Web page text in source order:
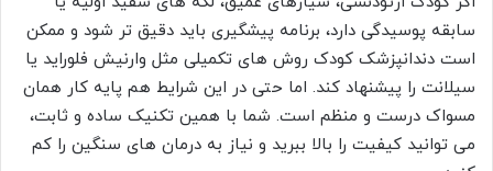
سابقه پوسیدگی دارد، برنامه پیشگیری باید دقیق تر شود و ممکن
است دندانپزشک کودک روش های تکمیلی مثل وارنیش فلوراید یا
سیلانت را پیشنهاد کند. اما حتی در این شرایط هم پایه کار همان
مسواک درست و منظم است. شما با همین تکنیک ساده و ثابت،
می توانید کیفیت را بالا ببرید و نیاز به درمان های سنگین را کم